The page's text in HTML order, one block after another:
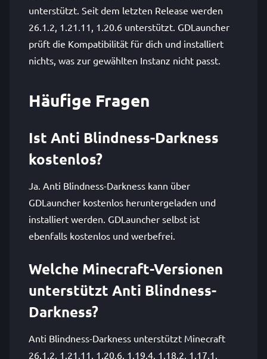
unterstützt. Seit dem letzten Release werden
26.1.2, 1.21.11, 1.20.6 unterstützt. GDLauncher
prüft die Kompatibilität für dich und installiert
nichts, was zur gewählten Instanz nicht passt.
Häufige Fragen
Ist Anti Blindness-Darkness
kostenlos?
Ja. Anti Blindness-Darkness kann über
GDLauncher kostenlos heruntergeladen und
installiert werden. GDLauncher selbst ist
ebenfalls kostenlos und werbefrei.
Welche Minecraft-Versionen
unterstützt Anti Blindness-
Darkness?
Anti Blindness-Darkness unterstützt Minecraft
26.1.2, 1.21.11, 1.20.6, 1.19.4, 1.18.2, 1.17.1.